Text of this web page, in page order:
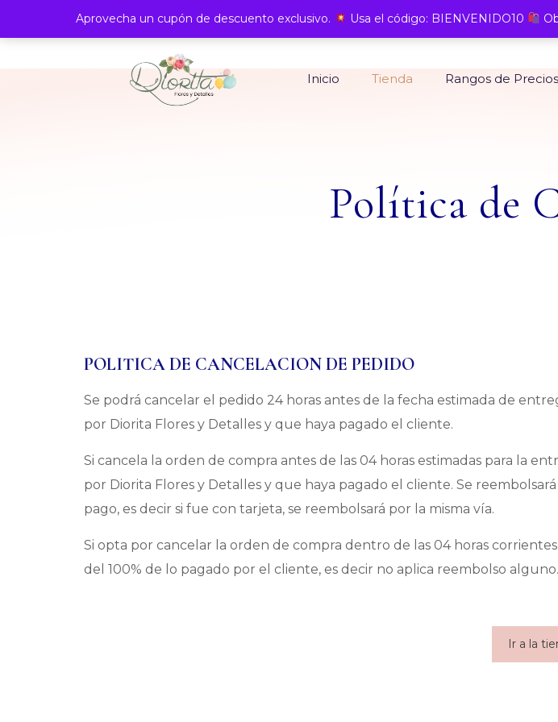
Inicio Tienda Rangos de Precios
Política de
POLITICA DE CANCELACION DE PEDIDO
Se podrá cancelar el pedido 24 horas antes de la fecha estimada de
por Diorita Flores y Detalles y que haya pagado el cliente.
Si cancela la orden de compra antes de las 04 horas estimadas para la
por Diorita Flores y Detalles y que haya pagado el cliente. Se
pago, es decir si fue con tarjeta, se reembolsará por la misma vía.
Si opta por cancelar la orden de compra dentro de las 04 horas
del 100% de lo pagado por el cliente, es decir no aplica reembolso alguno.
Ir a la
Aprovecha un cupón de descuento exclusivo. Usa el código: BIENVENIDO10